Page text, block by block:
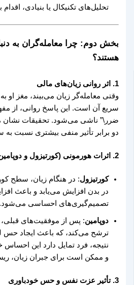
تحلیل‌های تکنیکال یا بنیادی،
بخش دوم: چرا معامله‌گران به
هستند؟
1. اثر روانی زیان‌های مالی
وقتی معامله‌گر زیان می‌بیند، مغز او
سریع آن است. این پاسخ روانی، از
ضرر\” ناشی می‌شود. تحقیقات نشان
دو برابر تأثیر منفی بیشتری نسبت
2. اثرات هورمونی (کورتیزول و دوپامین)
کورتیزول: در هنگام زیان، سطح
در بدن افزایش می‌یابد و باعث
تصمیم‌گیری‌های احساسی می‌شود.
دوپامین: پس از موفقیت‌های قبلی،
ترشح می‌کند، که باعث ایجاد حس
نتیجه، فرد تمایل دارد این احساس
و ممکن است برای جبران زیان،
3. تأثیر عزت نفس و حس خودباوری